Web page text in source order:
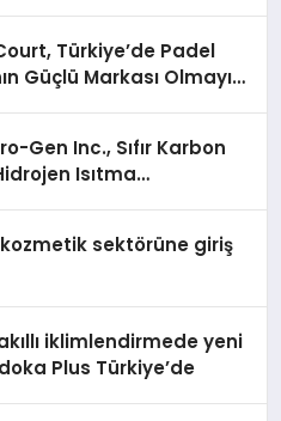
Türkiye’de Padel
Güçlü Markası Olmayı
Gen Inc., Sıfır Karbon
Isıtma
sektörüne giriş
iklimlendirmede yeni
Plus Türkiye’de